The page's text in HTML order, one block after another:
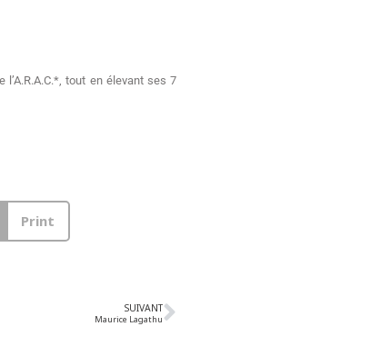
tout en élevant ses 7
Print
SUIVANT
Maurice Lagathu